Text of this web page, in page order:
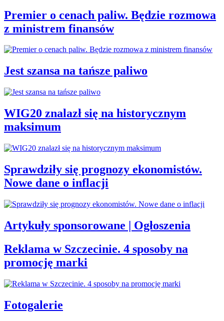
Premier o cenach paliw. Będzie rozmowa
z ministrem finansów
Jest szansa na tańsze paliwo
WIG20 znalazł się na historycznym
maksimum
Sprawdziły się prognozy ekonomistów.
Nowe dane o inflacji
Artykuły sponsorowane | Ogłoszenia
Reklama w Szczecinie. 4 sposoby na
promocję marki
Fotogalerie